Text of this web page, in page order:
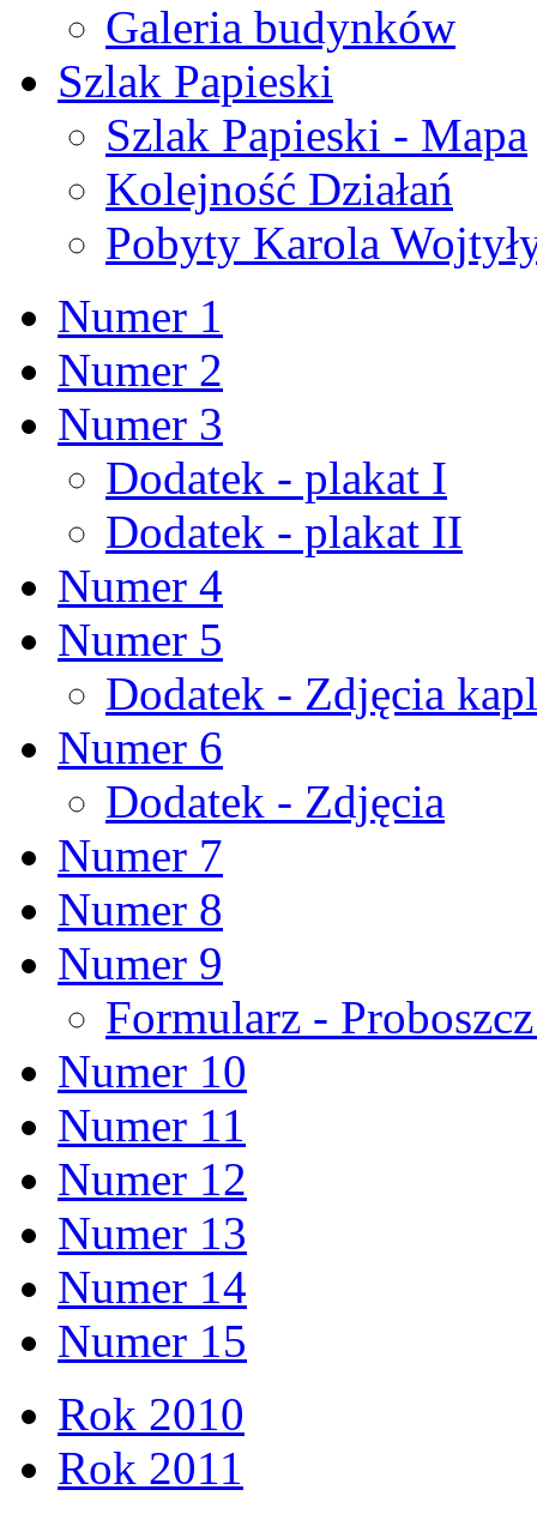
Galeria budynków
Szlak Papieski
Szlak Papieski - Mapa
Kolejność Działań
Pobyty Karola
Numer 1
Numer 2
Numer 3
Dodatek - plakat I
Dodatek - plakat II
Numer 4
Numer 5
Dodatek - Zdjęcia
Numer 6
Dodatek - Zdjęcia
Numer 7
Numer 8
Numer 9
Formularz -
Numer 10
Numer 11
Numer 12
Numer 13
Numer 14
Numer 15
Rok 2010
Rok 2011